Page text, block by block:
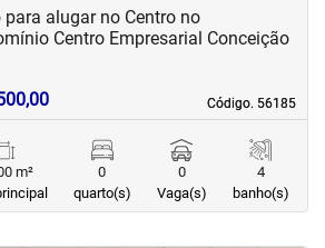
Código. 56185
Código. 56185
para alugar no Centro no
Centro Empresarial Conceição
m²
0
quarto(s)
0
Vaga(s)
4
banho(s)